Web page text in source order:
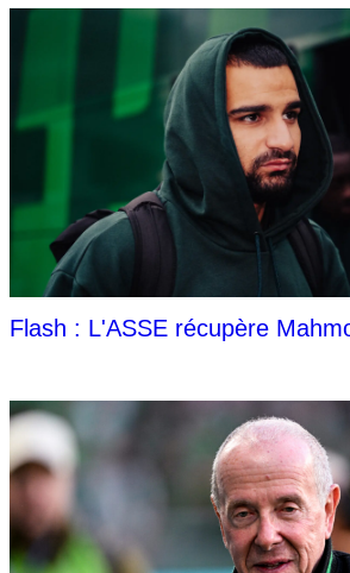
Flash : L'ASSE récupère